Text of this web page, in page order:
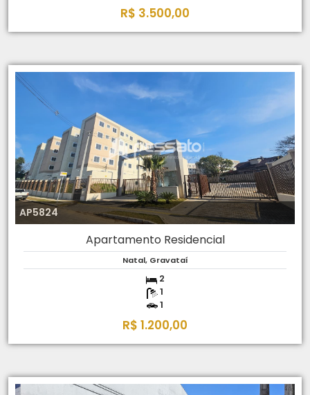
R$ 3.500,00
AP5824
Apartamento Residencial
Natal, Gravataí
2
1
1
R$ 1.200,00